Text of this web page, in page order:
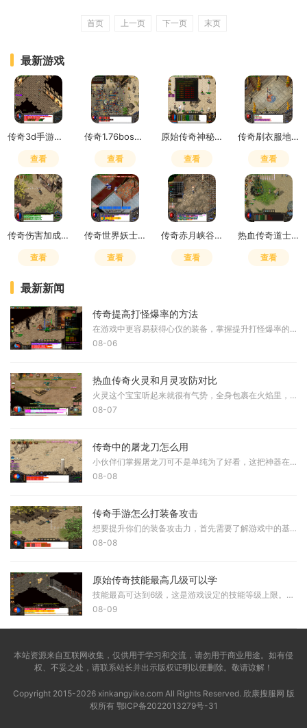
首页 上一页 下一页 末页
最新游戏
传奇3d手游是赛季制吗怎么玩
查看
传奇1.76boss掉落
查看
原始传奇神秘之石在哪里获得
查看
传奇刷衣服地点怎么去
查看
传奇伤害加成和致命一击哪个好用
查看
传奇世界妖士有元神吗
查看
传奇赤月峡谷广场药店在哪
查看
热血传奇道士嗜血术吸多少血
查看
最新新闻
传奇提高打怪爆率的方法
在游戏中更容易获得心仪的装备，掌握提升打怪爆率的技巧十分重要。首先需要理解游戏的基本机制，爆率是指击败怪物后掉落物品的概率，不同的怪物和地点拥有不同的爆率设定。通
08-06
热血传奇火灵和月灵攻防对比
火灵这个宝宝听起来就很有气势，全身包裹在火焰里，看起来既华丽又威武，它的攻击方式是火焰攻击，输出相当猛烈，比起月灵那种寒冰掌的风格，火灵的攻击更显霸气一些。而月灵
08-07
传奇中的屠龙刀怎么用
小伙伴们掌握屠龙刀可不是单纯为了好看，这把神器在传奇世界里代表着极致的力量和地位，想要发挥它的真正威力，你需要了解它的基础使用方式，首先当你获得屠龙刀要做的第一件
08-08
传奇手游怎么打装备攻击
想要提升你们的装备攻击力，首先需要了解游戏中的基础提升途径。在传奇手游中，装备是直接决定角色输出能力的关键因素，我们可以通过打怪、挑战副本BOSS和参与各种活动来获取更
08-08
原始传奇技能最高几级可以学
技能最高可达到6级，这是游戏设定的技能等级上限。玩家需要通过不断使用技能来积累熟练度，才能逐步提升技能等级。常规技能的熟练度增长机制是每次使用增加1点熟练度，而带有冷
08-09
本站资源来自互联网收集，仅供用于学习和交流，请勿用于商业用途。如有侵
权、不妥之处，请联系站长并出示版权证明以便删除。敬请谅解！
Copyright 2015-2026 xinkangyike.com All Rights Reserved. 欣康搜服网 版
权所有 鄂ICP备2022013279号-31